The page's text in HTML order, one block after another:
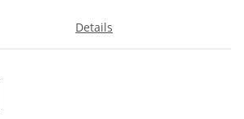
Details